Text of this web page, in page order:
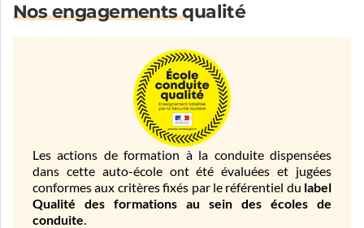
Nos engagements qualité
Les actions de formation à la conduite dispensées
dans cette auto-école ont été évaluées et jugées
conformes aux critères fixés par le référentiel du label
Qualité des formations au sein des écoles de
conduite.